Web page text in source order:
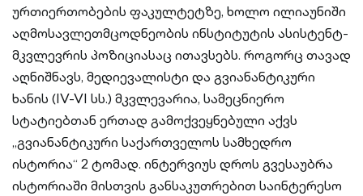
ურთიერთობების ფაკულტეტზე, ხოლო ილიაუნიში
აღმოსავლეთმცოდნეობის ინსტიტუტის ასისტენტ-
მკვლევრის პოზიციასაც ითავსებს. როგორც თავად
აღნიშნავს, მედიევალისტი და გვიანანტიკური
ხანის (IV-VI სს.) მკვლევარია, სამეცნიერო
სტატიებთან ერთად გამოქვეყნებული აქვს
„გვიანანტიკური საქართველოს სამხედრო
ისტორია“ 2 ტომად. ინტერვიუს დროს გვესაუბრა
ისტორიაში მისთვის განსაკუთრებით საინტერესო